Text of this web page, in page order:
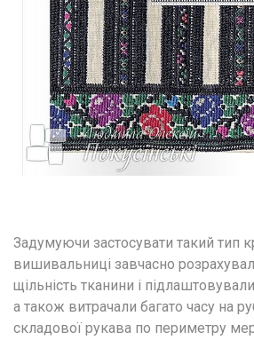
Задумуючи застосувати такий тип
вишивальниці завчасно
щільність тканини і
а також витрачали багато часу на
складової рукава по периметру